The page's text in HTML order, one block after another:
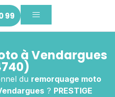
99
à Vendargues
du remorquage moto
? PRESTIGE